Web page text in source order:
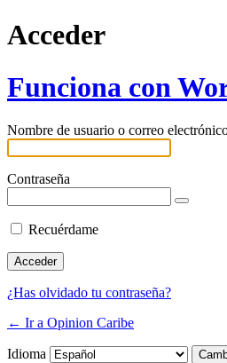
Acceder
Funciona con
Nombre de usuario o correo
Contraseña
Recuérdame
¿Has olvidado tu contraseña?
← Ir a Opinion Caribe
Idioma